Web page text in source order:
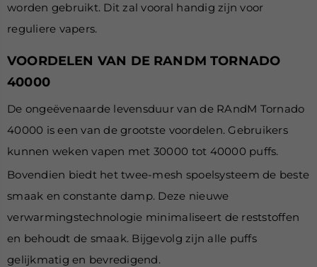
worden gebruikt. Dit zal vooral handig zijn voor
reguliere vapers.
VOORDELEN VAN DE RANDM TORNADO
40000
De ongeëvenaarde levensduur van de RAndM Tornado
40000 is een van de grootste voordelen. Gebruikers
kunnen weken vapen met 30000 tot 40000 puffs.
Bovendien biedt het twee-mesh spoelsysteem de beste
smaak en constante damp. Deze nieuwe
verwarmingstechnologie minimaliseert de reststoffen
en behoudt de smaak. Bijgevolg zijn alle puffs
gelijkmatig en bevredigend.